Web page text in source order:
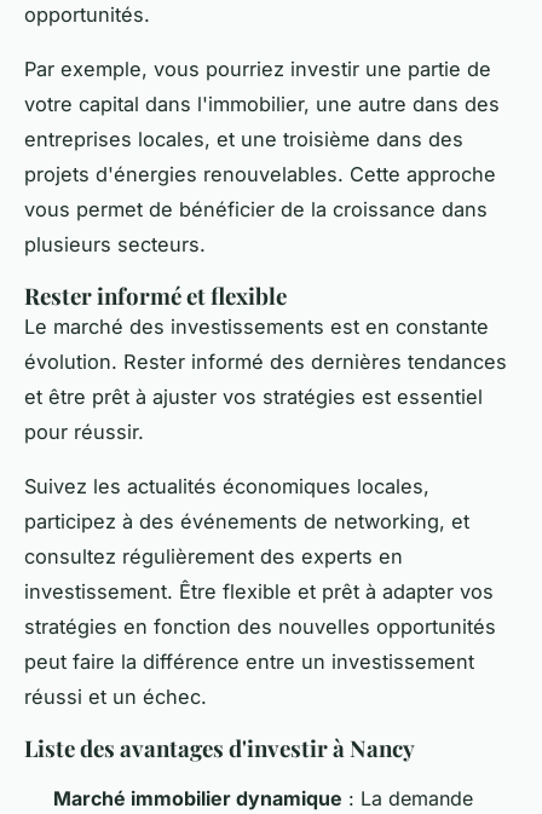
opportunités.
Par exemple, vous pourriez investir une partie de
votre capital dans l'immobilier, une autre dans des
entreprises locales, et une troisième dans des
projets d'énergies renouvelables. Cette approche
vous permet de bénéficier de la croissance dans
plusieurs secteurs.
Rester informé et flexible
Le marché des investissements est en constante
évolution. Rester informé des dernières tendances
et être prêt à ajuster vos stratégies est essentiel
pour réussir.
Suivez les actualités économiques locales,
participez à des événements de networking, et
consultez régulièrement des experts en
investissement. Être flexible et prêt à adapter vos
stratégies en fonction des nouvelles opportunités
peut faire la différence entre un investissement
réussi et un échec.
Liste des avantages d'investir à Nancy
Marché immobilier dynamique : La demande